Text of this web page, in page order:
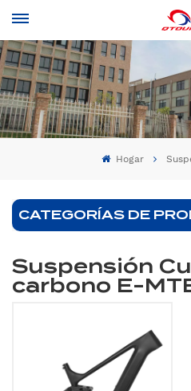
Hogar
CATEGORÍAS DE
Suspensión
carbono E-